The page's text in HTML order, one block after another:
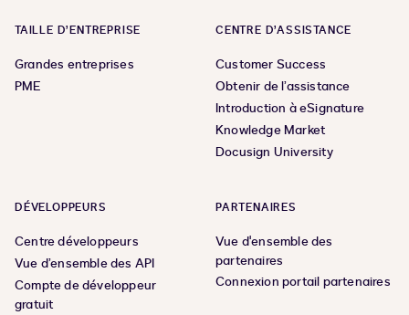
TAILLE D’ENTREPRISE
Grandes entreprises
PME
CENTRE D’ASSISTANCE
Customer Success
Obtenir de l’assistance
Introduction à eSignature
Knowledge Market
Docusign University
DÉVELOPPEURS
Centre développeurs
Vue d’ensemble des API
Compte de développeur
gratuit
PARTENAIRES
Vue d'ensemble des
partenaires
Connexion portail partenaires